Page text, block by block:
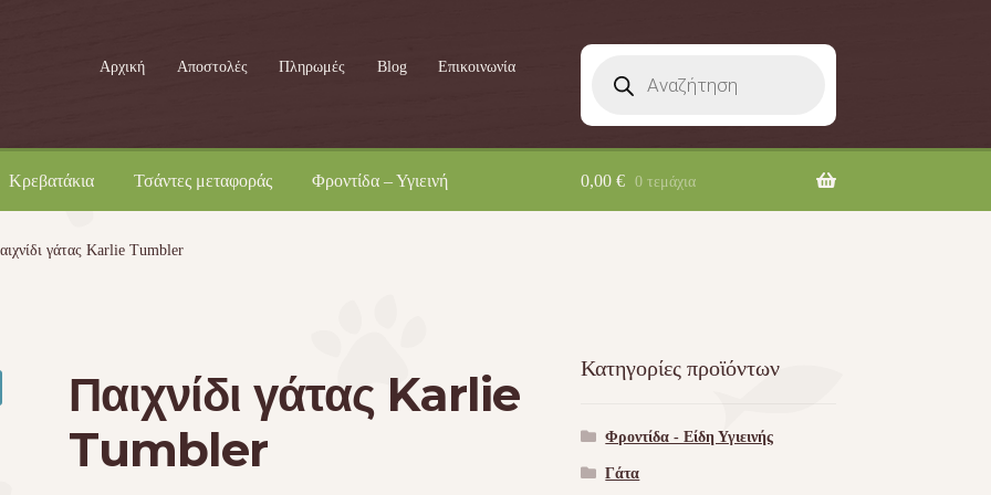
Αρχική Αποστολές Πληρωμές Blog Επικοινωνία
search
Κρεβατάκια Τσάντες μεταφοράς Φροντίδα – Υγιεινή 0,00 € 0 τεμάχια
γάτας Karlie Tumbler
Παιχνίδι γάτας Karlie
Tumbler
Κατηγορίες προϊόντων
Φροντίδα - Είδη Υγιεινής
Γάτα